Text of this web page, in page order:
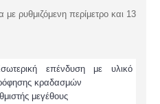
με ρυθμιζόμενη περίμετρο και 13
επένδυση με υλικό
κραδασμών
μεγέθους